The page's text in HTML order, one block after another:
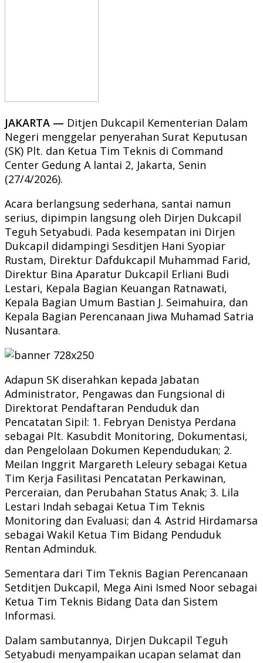
JAKARTA — Ditjen Dukcapil Kementerian Dalam
Negeri menggelar penyerahan Surat Keputusan
(SK) Plt. dan Ketua Tim Teknis di Command
Center Gedung A lantai 2, Jakarta, Senin
(27/4/2026).
Acara berlangsung sederhana, santai namun
serius, dipimpin langsung oleh Dirjen Dukcapil
Teguh Setyabudi. Pada kesempatan ini Dirjen
Dukcapil didampingi Sesditjen Hani Syopiar
Rustam, Direktur Dafdukcapil Muhammad Farid,
Direktur Bina Aparatur Dukcapil Erliani Budi
Lestari, Kepala Bagian Keuangan Ratnawati,
Kepala Bagian Umum Bastian J. Seimahuira, dan
Kepala Bagian Perencanaan Jiwa Muhamad Satria
Nusantara.
Adapun SK diserahkan kepada Jabatan
Administrator, Pengawas dan Fungsional di
Direktorat Pendaftaran Penduduk dan
Pencatatan Sipil: 1. Febryan Denistya Perdana
sebagai Plt. Kasubdit Monitoring, Dokumentasi,
dan Pengelolaan Dokumen Kependudukan; 2.
Meilan Inggrit Margareth Leleury sebagai Ketua
Tim Kerja Fasilitasi Pencatatan Perkawinan,
Perceraian, dan Perubahan Status Anak; 3. Lila
Lestari Indah sebagai Ketua Tim Teknis
Monitoring dan Evaluasi; dan 4. Astrid Hirdamarsa
sebagai Wakil Ketua Tim Bidang Penduduk
Rentan Adminduk.
Sementara dari Tim Teknis Bagian Perencanaan
Setditjen Dukcapil, Mega Aini Ismed Noor sebagai
Ketua Tim Teknis Bidang Data dan Sistem
Informasi.
Dalam sambutannya, Dirjen Dukcapil Teguh
Setyabudi menyampaikan ucapan selamat dan